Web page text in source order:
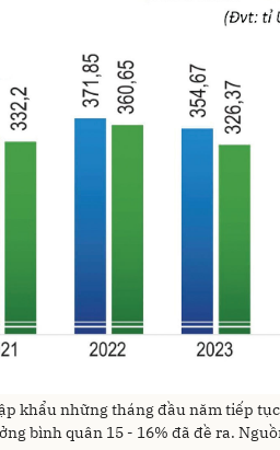
khẩu những tháng đầu năm tiếp
bình quân 15 - 16% đã đề ra.